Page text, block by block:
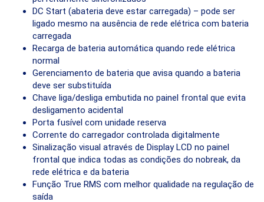
DC Start (abateria deve estar carregada) – pode ser
ligado mesmo na ausência de rede elétrica com bateria
carregada
Recarga de bateria automática quando rede elétrica
normal
Gerenciamento de bateria que avisa quando a bateria
deve ser substituída
Chave liga/desliga embutida no painel frontal que evita
desligamento acidental
Porta fusível com unidade reserva
Corrente do carregador controlada digitalmente
Sinalização visual através de Display LCD no painel
frontal que indica todas as condições do nobreak, da
rede elétrica e da bateria
Função True RMS com melhor qualidade na regulação de
saída